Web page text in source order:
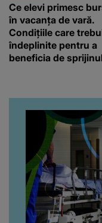
Ce elevi primesc
în vacanța de vară.
Condițiile care
îndeplinite pentru a
beneficia de